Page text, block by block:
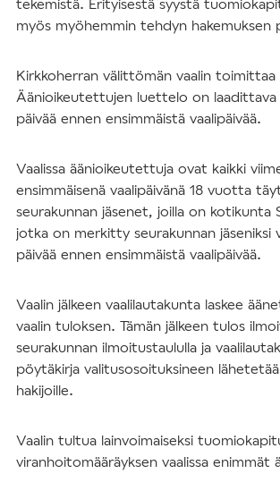
myös myöhemmin tehdyn hakemuksen
Kirkkoherran välittömän vaalin toimittaa
Äänioikeutettujen luettelo on laadittava
päivää ennen ensimmäistä vaalipäivää.
Vaalissa äänioikeutettuja ovat kaikki
ensimmäisenä vaalipäivänä 18 vuotta
seurakunnan jäsenet, joilla on kotikunta
jotka on merkitty seurakunnan jäseniksi
päivää ennen ensimmäistä vaalipäivää.
Vaalin jälkeen vaalilautakunta laskee
vaalin tuloksen. Tämän jälkeen tulos
seurakunnan ilmoitustaululla ja
pöytäkirja valitusosoituksineen
hakijoille.
Vaalin tultua lainvoimaiseksi
viranhoitomääräyksen vaalissa enimmät